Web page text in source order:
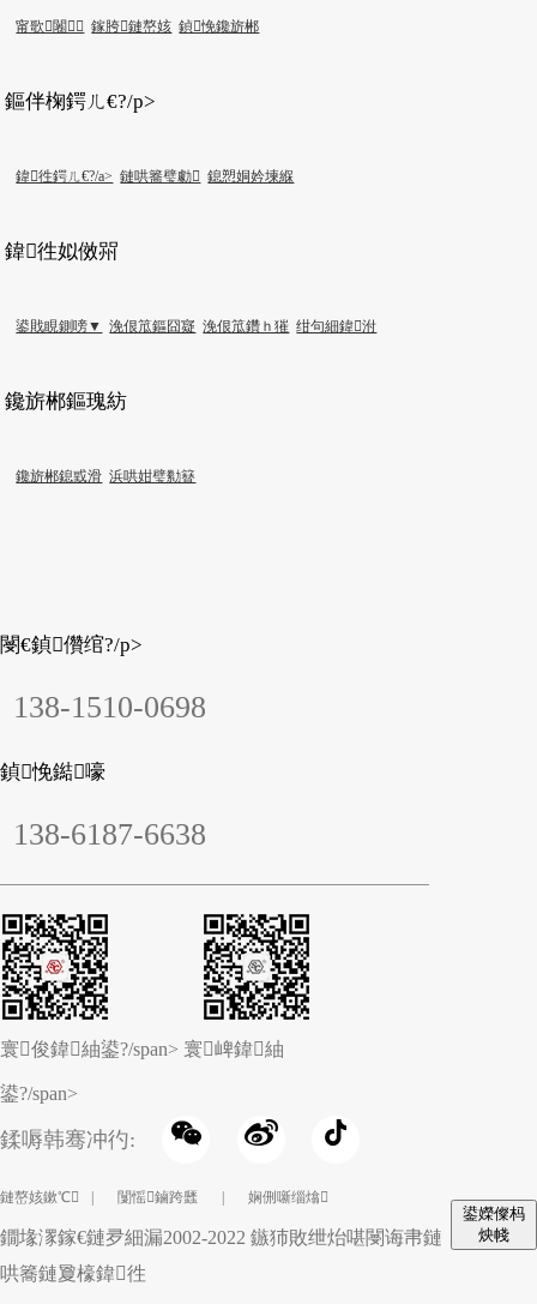
甯歌闂 鎵胯鏈嶅姟 鍞悗鑱旂郴
鏂伴椈鍔ㄦ€?/p>
鍏徃鍔ㄦ€?/a> 鏈哄簥璧勮 鎴愬姛妗堜緥
鍏徃姒傚喌
鍙戝睍鍘嗙▼ 浼佷笟鏂囧寲 浼佷笟鑽ｈ獕 绀句細鍏泭
鑱旂郴鏂瑰紡
鑱旂郴鎴戜滑 浜哄姏璧勬簮
閿€鍞儹绾?/p>
138-1510-0698
鍞悗鐑嚎
138-6187-6638
寰俊鍏紬鍙?/span> 寰崥鍏紬
鍙?/span>
鍒嗕韩骞冲彴:
鏈嶅姟鏉℃ 闅愮鏀跨瓥 娴侀噺缁熻
鐗堟潈鎵€鏈夛細漏2002-2022 鏃犻敗绁炲啿閿诲帇鏈
哄簥鏈夐檺鍏徃
鍙嬫儏杩
炴帴